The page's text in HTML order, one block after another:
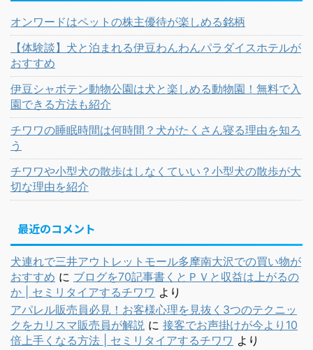
オンワードはペットの株主優待が楽しめる銘柄
【体験談】犬と泊まれる伊豆わんわんパラダイスホテルが
おすすめ
伊豆シャボテン動物公園は犬と楽しめる動物園！無料で入
園できる方法も紹介
チワワの睡眠時間は何時間？犬がたくさん寝る理由を知ろ
う
チワワや小型犬の散歩はしなくていい？小型犬の散歩が大
切な理由を紹介
最近のコメント
犬連れで三井アウトレットモール多摩南大沢での買い物が
おすすめ に ブログを70記事書くとＰＶと収益は上がるの
か | セミリタイアするチワワ より
アパレル販売員必見！お客様心理を見抜く3つのテクニッ
クをカリスマ販売員が解説 に 接客でお声掛けが今より10
倍上手くなる方法 | セミリタイアするチワワ より